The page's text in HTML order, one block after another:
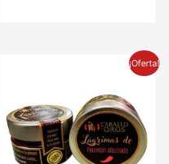
¡Oferta!
original
era:
5,10€.
precio
actual
es:
3,95€.